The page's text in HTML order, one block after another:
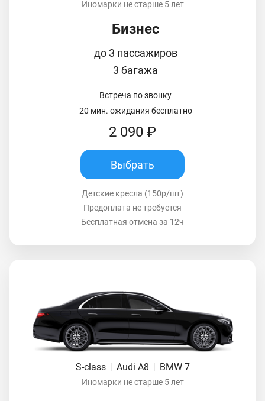
Иномарки не старше 5 лет
Бизнес
до 3 пассажиров
3 багажа
Встреча по звонку
20 мин. ожидания бесплатно
2 090 ₽
Выбрать
Детские кресла (150р/шт)
Предоплата не требуется
Бесплатная отмена за 12ч
S-class | Audi A8 | BMW 7
Иномарки не старше 5 лет